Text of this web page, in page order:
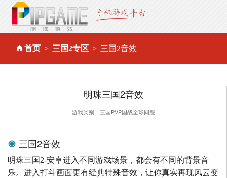
首页 三国2专区 三国2音效
明珠三国2音效
游戏类别：三国PVP国战全球同服
三国2音效
明珠三国2-安卓进入不同游戏场景，都会有不同的背景音
乐。进入打斗画面更有经典特殊音效，让你真实再现风云变